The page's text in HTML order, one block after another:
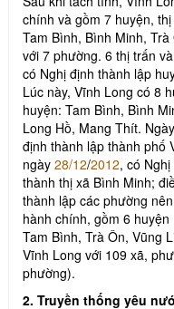
chính và gồm 7 huyện,
Tam Bình, Bình Minh,
với 7 phường. 6 thị trấn
có Nghị định thành lập
Lúc này, Vĩnh Long có 8
huyện: Tam Bình, Bình
Long Hồ, Mang Thít.
định thành lập thành phố
ngày 28/12/2012, có
thành thị xã Bình Minh;
thành lập các phường
hành chính, gồm 6
Tam Bình, Trà Ôn, Vũng
Vĩnh Long với 109 xã,
phường).
2. Truyền thống yêu